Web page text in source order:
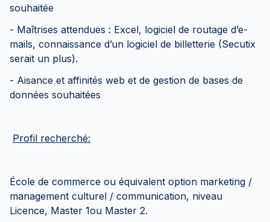
souhaitée
- Maîtrises attendues : Excel, logiciel de routage d’e-
mails, connaissance d’un logiciel de billetterie (Secutix
serait un plus).
- Aisance et affinités web et de gestion de bases de
données souhaitées
Profil recherché:
École de commerce ou équivalent option marketing /
management culturel / communication, niveau
Licence, Master 1ou Master 2.